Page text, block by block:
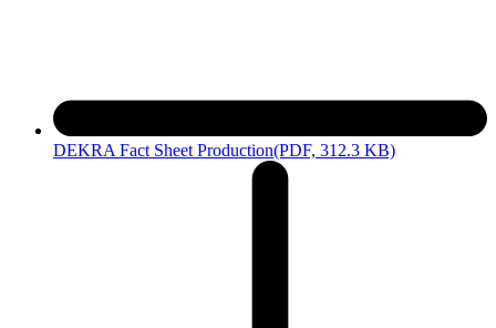
DEKRA Fact Sheet Production(PDF, 312.3 KB)